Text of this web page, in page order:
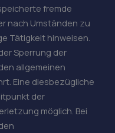
fremde
nach Umständen zu
Tätigkeit hinweisen.
Sperrung der
allgemeinen
Eine diesbezügliche
der
möglich. Bei